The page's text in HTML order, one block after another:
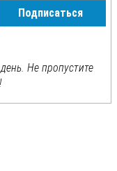
Не пропустите